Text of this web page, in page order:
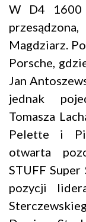
W D4 1600
Magdziarz.
Porsche,
Jan
jednak
Tomasza
Pelette i
otwarta
STUFF
pozycji